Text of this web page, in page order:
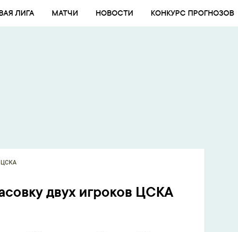
ЛИГА МАТЧИ НОВОСТИ КОНКУРС ПРОГНОЗОВ
ЦСКА
двух игроков ЦСКА